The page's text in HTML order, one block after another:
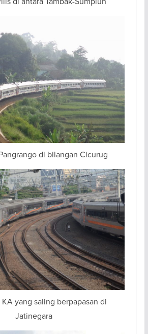
di bilangan Cicurug
yang saling berpapasan di
Jatinegara